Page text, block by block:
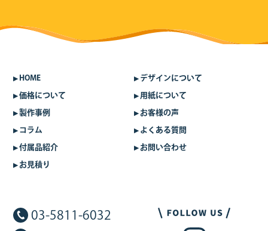
HOME デザインについて
価格について 用紙について
製作事例 お客様の声
コラム よくある質問
付属品紹介 お問い合わせ
お見積り
03-5811-6032